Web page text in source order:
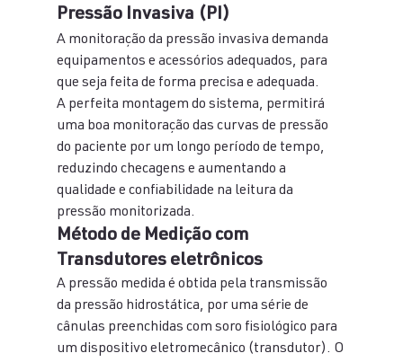
Pressão Invasiva (PI)
A monitoração da pressão invasiva demanda
equipamentos e acessórios adequados, para
que seja feita de forma precisa e adequada.
A perfeita montagem do sistema, permitirá
uma boa monitoração das curvas de pressão
do paciente por um longo período de tempo,
reduzindo checagens e aumentando a
qualidade e confiabilidade na leitura da
pressão monitorizada.
Método de Medição com
Transdutores eletrônicos
A pressão medida é obtida pela transmissão
da pressão hidrostática, por uma série de
cânulas preenchidas com soro fisiológico para
um dispositivo eletromecânico (transdutor). O